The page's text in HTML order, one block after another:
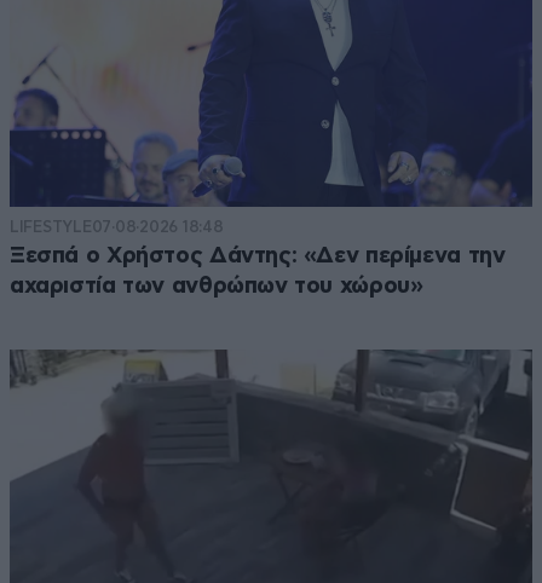
LIFESTYLE07·08·2026 18:48
Ξεσπά ο Χρήστος Δάντης: «Δεν περίμενα την
αχαριστία των ανθρώπων του χώρου»